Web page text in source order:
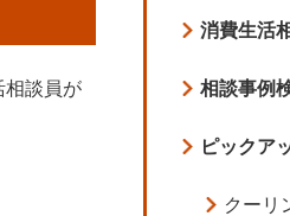
相談員が
消費生活
相談事例
ピックア
クーリ